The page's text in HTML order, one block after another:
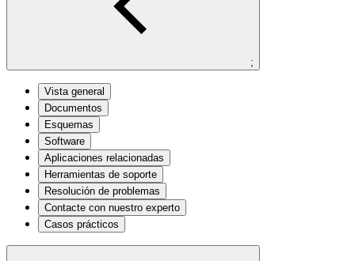
;
Vista general
Documentos
Esquemas
Software
Aplicaciones relacionadas
Herramientas de soporte
Resolución de problemas
Contacte con nuestro experto
Casos prácticos